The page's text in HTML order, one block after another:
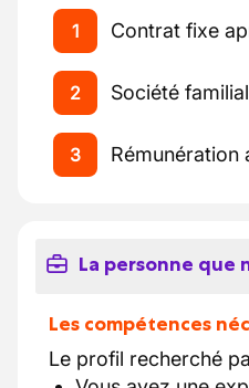
1 Contrat fixe
2 Société
3 Rémunération
La personne que
Les compétences
Le profil recherché